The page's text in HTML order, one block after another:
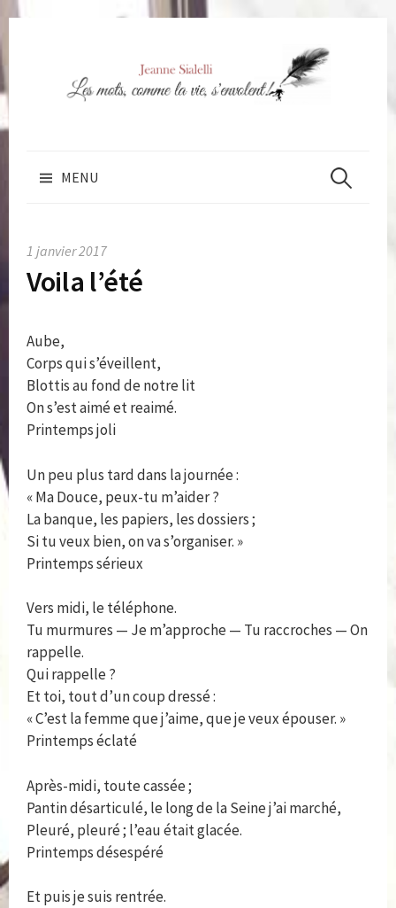
MENU Rechercher
1 janvier 2017
Voila l’été
Aube,
Corps qui s’éveillent,
Blottis au fond de notre lit
On s’est aimé et reaimé.
Printemps joli
Un peu plus tard dans la journée :
« Ma Douce, peux-tu m’aider ?
La banque, les papiers, les dossiers ;
Si tu veux bien, on va s’organiser. »
Printemps sérieux
Vers midi, le téléphone.
Tu murmures — Je m’approche — Tu raccroches — On
rappelle.
Qui rappelle ?
Et toi, tout d’un coup dressé :
« C’est la femme que j’aime, que je veux épouser. »
Printemps éclaté
Après-midi, toute cassée ;
Pantin désarticulé, le long de la Seine j’ai marché,
Pleuré, pleuré ; l’eau était glacée.
Printemps désespéré
Et puis je suis rentrée.